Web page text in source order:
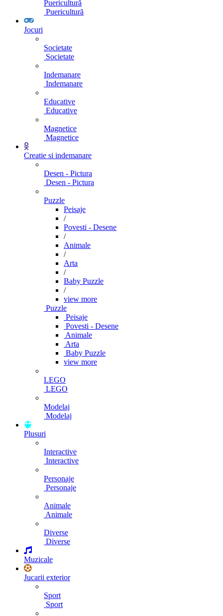
Puericultură
Puericultură
Jocuri
Societate
Societate
Indemanare
Indemanare
Educative
Educative
Magnetice
Magnetice
Creatie si indemanare
Desen - Pictura
Desen - Pictura
Puzzle
Peisaje
/
Povesti - Desene
/
Animale
/
Arta
/
Baby Puzzle
/
view more
Puzzle
Peisaje
Povesti - Desene
Animale
Arta
Baby Puzzle
view more
LEGO
LEGO
Modelaj
Modelaj
Plusuri
Interactive
Interactive
Personaje
Personaje
Animale
Animale
Diverse
Diverse
Muzicale
Jucarii exterior
Sport
Sport